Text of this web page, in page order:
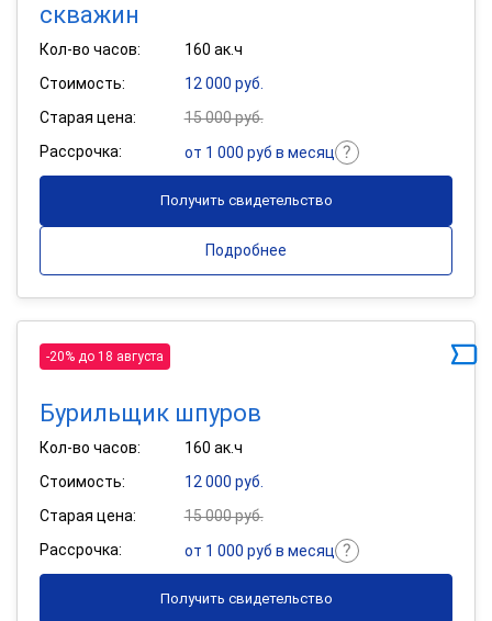
скважин
Кол-во часов:
160 ак.ч
Стоимость:
12 000 руб.
Старая цена:
15 000 руб.
Рассрочка:
от 1 000 руб в месяц
Получить свидетельство
Подробнее
-20% до 18 августа
Бурильщик шпуров
Кол-во часов:
160 ак.ч
Стоимость:
12 000 руб.
Старая цена:
15 000 руб.
Рассрочка:
от 1 000 руб в месяц
Получить свидетельство